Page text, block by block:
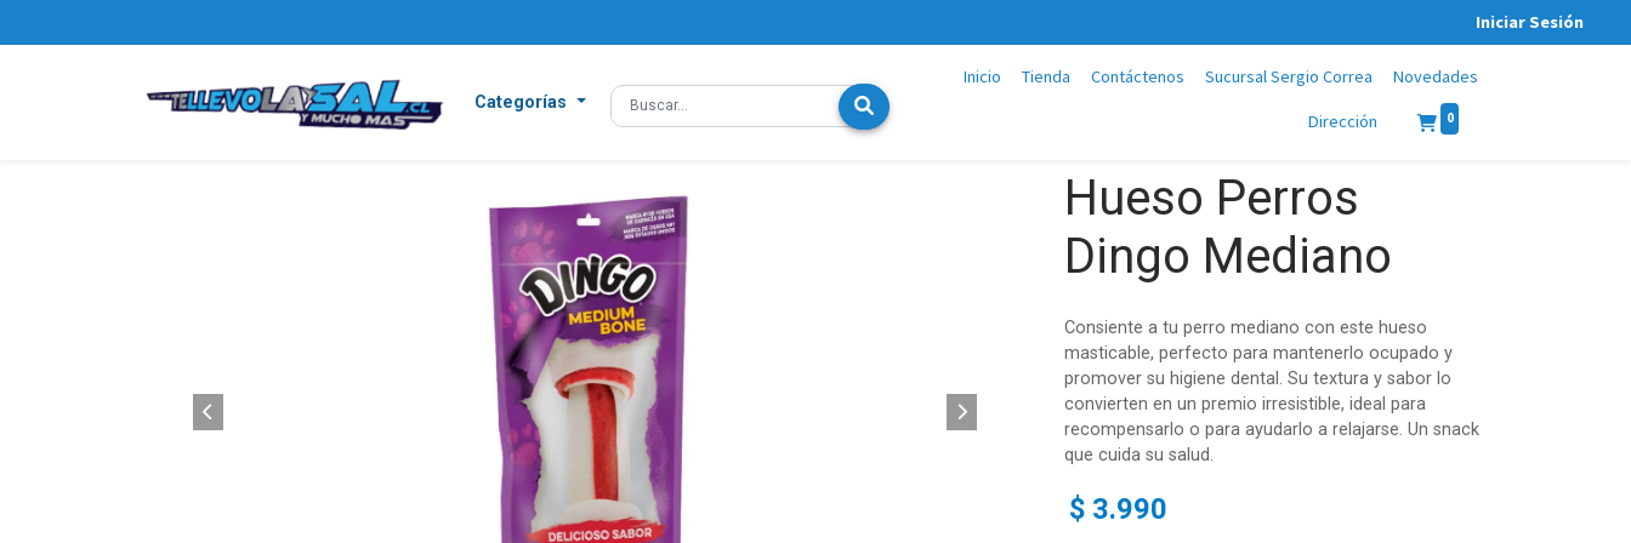
Iniciar Sesión
Categorías
Inicio Tienda Contáctenos Sucursal Sergio Correa Novedades
Dirección 0
Hueso Perros
Dingo Mediano
Consiente a tu perro mediano con este hueso
masticable, perfecto para mantenerlo ocupado y
promover su higiene dental. Su textura y sabor lo
convierten en un premio irresistible, ideal para
recompensarlo o para ayudarlo a relajarse. Un snack
que cuida su salud.
$ 3.990